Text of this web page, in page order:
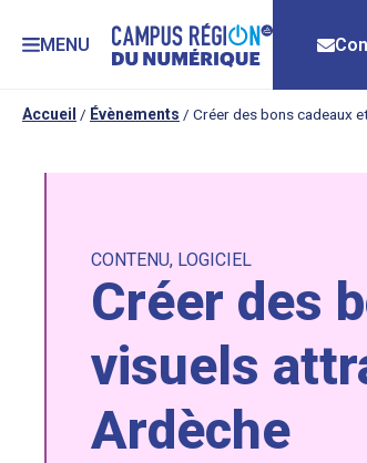
MENU
Accueil / Évènements / Créer des bons cadeaux
CONTENU, LOGICIEL
Créer des
visuels
Ardèche